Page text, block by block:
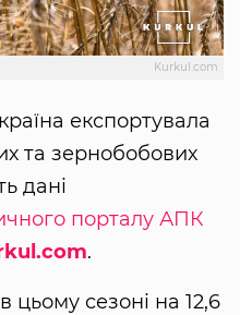
Kurkul.com
експортувала
та зернобобових
дані
порталу АПК
.
цьому сезоні на 12,6